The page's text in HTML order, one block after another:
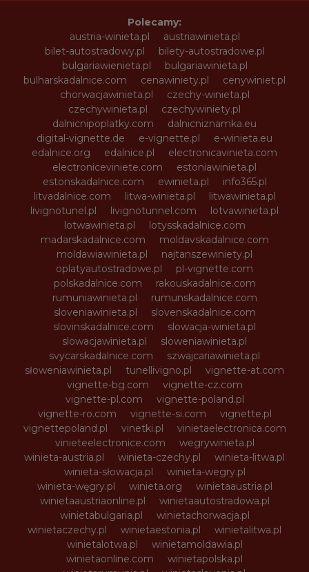
Polecamy:
austria-winieta.pl
austriawinieta.pl
bilet-autostradowy.pl
bilety-autostradowe.pl
bulgariawienieta.pl
bulgariawinieta.pl
bulharskadalnice.com
cenawiniety.pl
cenywiniet.pl
chorwacjawinieta.pl
czechy-winieta.pl
czechywinieta.pl
czechywiniety.pl
dalnicnipoplatky.com
dalnicniznamka.eu
digital-vignette.de
e-vignette.pl
e-winieta.eu
edalnice.org
edalnice.pl
electronicavinieta.com
electroniceviniete.com
estoniawinieta.pl
estonskadalnice.com
ewinieta.pl
info365.pl
litvadalnice.com
litwa-winieta.pl
litwawinieta.pl
livignotunel.pl
livignotunnel.com
lotvawinieta.pl
lotwawinieta.pl
lotysskadalnice.com
madarskadalnice.com
moldavskadalnice.com
moldawiawinieta.pl
najtanszewiniety.pl
oplatyautostradowe.pl
pl-vignette.com
polskadalnice.com
rakouskadalnice.com
rumuniawinieta.pl
rumunskadalnice.com
sloveniawinieta.pl
slovenskadalnice.com
slovinskadalnice.com
slowacja-winieta.pl
slowacjawinieta.pl
sloweniawinieta.pl
svycarskadalnice.com
szwajcariawinieta.pl
słoweniawinieta.pl
tunellivigno.pl
vignette-at.com
vignette-bg.com
vignette-cz.com
vignette-pl.com
vignette-poland.pl
vignette-ro.com
vignette-si.com
vignette.pl
vignettepoland.pl
vinetki.pl
vinietaelectronica.com
vinieteelectronice.com
wegrywinieta.pl
winieta-austria.pl
winieta-czechy.pl
winieta-litwa.pl
winieta-słowacja.pl
winieta-wegry.pl
winieta-węgry.pl
winieta.org
winietaaustria.pl
winietaaustriaonline.pl
winietaautostradowa.pl
winietabulgaria.pl
winietachorwacja.pl
winietaczechy.pl
winietaestonia.pl
winietalitwa.pl
winietalotwa.pl
winietamoldawia.pl
winietaonline.com
winietapolska.pl